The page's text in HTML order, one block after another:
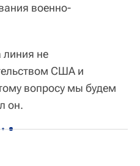
военно-
не
США и
вопросу мы будем
он.